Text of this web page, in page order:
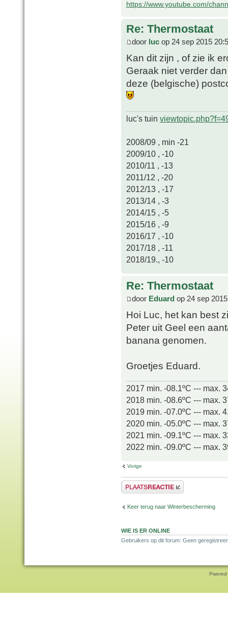
https://www.youtube.com/
Re: Thermostaat
door luc op 24 sep 2015
Kan dit zijn , of zie ik
Geraak niet verder
deze (belgische)
luc's tuin
2008/09 , min -21
2009/10 , -10
2010/11 , -13
2011/12 , -20
2012/13 , -17
2013/14 , -3
2014/15 , -5
2015/16 , -9
2016/17 , -10
2017/18 , -11
2018/19., -10
Re: Thermostaat
door Eduard op 24 sep
Hoi Luc, het kan best
Peter uit Geel een
banana genomen.
Groetjes Eduard.
2017 min. -08.1ºC --- max.
2018 min. -08.6ºC --- max.
2019 min. -07.0ºC --- max.
2020 min. -05.0ºC --- max.
2021 min. -09.1ºC --- max.
2022 min. -09.0ºC --- max.
Vorige
Plaats een reactie
Keer terug naar Winterbescherming
WIE IS ER ONLINE
Gebruikers op dit forum: Geen